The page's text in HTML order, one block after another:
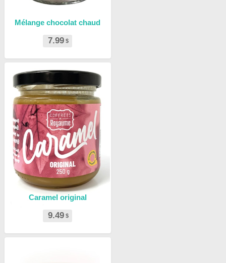
Mélange chocolat chaud
7.99 $
Caramel original
9.49 $